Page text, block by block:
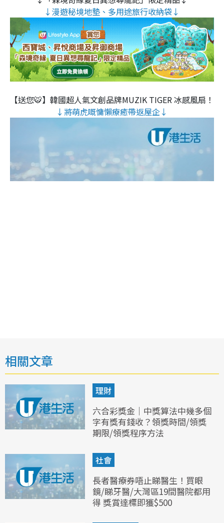
↓漫遊秘境地墊、多用途旅行收納袋↓
【送您🐯】韓國超人氣文創品牌MUZIK TIGER 冰感風扇！
↓將萌虎嘅慵懶療癒帶返屋企↓
相關文章
理財
六合彩獎金｜中獎算法中幾多個
字有獎有錢收？領獎時間/領獎
期限/領獎程序方法
社會
長者醫療券唔止睇醫生！買眼
鏡/睇牙醫/大灣區19間醫院都用
得 獎賞達標即獲$500